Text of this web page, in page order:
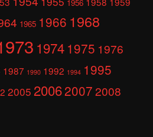
1956
1965 1966 1968
1974 1975 1976
1987 1990 1992 1994 1995
2005 200620072008